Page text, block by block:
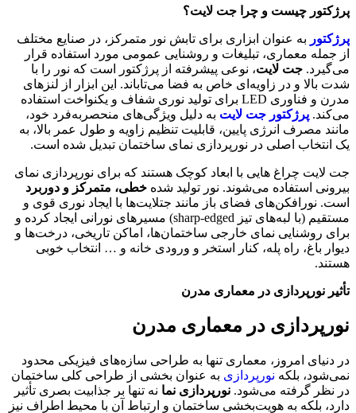
پرژکتور چیست و چرا جت لایت؟
پرژکتور به عنوان ابزاری برای تابش نور متمرکز، در صنایع مختلف
از جمله معماری، تبلیغات و روشنایی عمومی مورد استفاده قرار
می‌گیرد. جت لایت، نوعی پیشرفته از پرژکتور است که نور را با
شدت بالا و در زاویه‌ای خاص به فضا می‌تاباند. این ابزار از لنزهای
مدرن و فناوری LED برای تولید نوری شفاف و یکنواخت استفاده
می‌کند. پرژکتور جت لایت به دلیل ویژگی‌های منحصربه‌فرد خود،
مانند مصرف انرژی پایین، قابلیت تنظیم زاویه و طول عمر بالا، به
یک انتخاب اصلی در نورپردازی نمای ساختمان تبدیل شده است.
جت لایت چراغ هایی با ابعاد کوچک هستند که برای نورپردازی نمای
بیرونی استفاده می‌شوند. نور تولید شده خطی، متمرکز و دوربرد
است. نورافکن‌های فضای باز مانند جتلایت‌ها با ایجاد نوری قوی و
مستقیم (با لبه‌های تیز sharp-edged) مسیرهای نورانی ایجاد کرده و
برای روشنایی نمای خارجی ساختمان‌ها، اماکن تاریخی، درخت‌ها و
دیوار باغ، راه پله، کنار استخر و ورودی خانه و … انتخاب خوبی
هستند.
تأثیر نورپردازی در معماری مدرن
نورپردازی در معماری مدرن
در دنیای امروز، معماری تنها به طراحی سازه‌های فیزیکی محدود
نمی‌شود، بلکه نورپردازی به عنوان بخشی از طراحی کلی ساختمان
در نظر گرفته می‌شود. نورپردازی نما نه تنها بر جذابیت بصری تأثیر
دارد، بلکه به هویت‌بخشی ساختمان و ارتباط آن با محیط اطراف نیز